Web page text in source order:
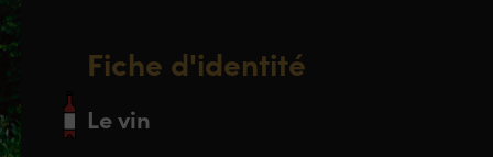
Fiche d'identité
Le vin